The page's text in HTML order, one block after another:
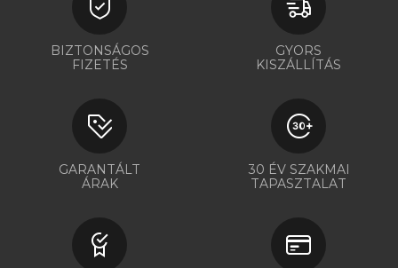
BIZTONSÁGOS
FIZETÉS
GYORS
KISZÁLLÍTÁS
GARANTÁLT
ÁRAK
30 ÉV SZAKMAI
TAPASZTALAT